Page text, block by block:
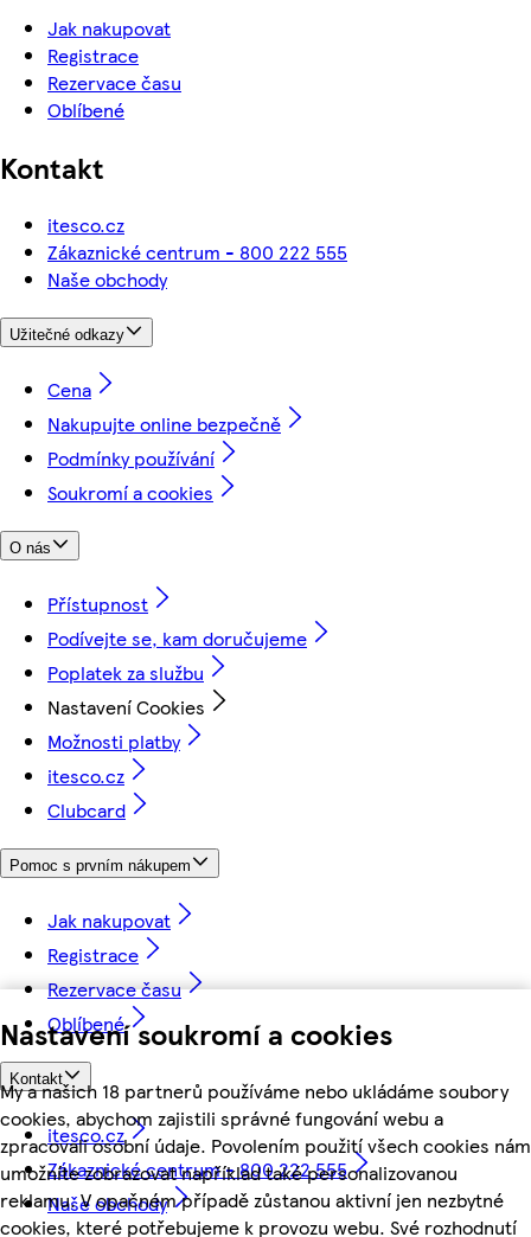
Nastavení soukromí a cookies
My a našich 18 partnerů používáme nebo ukládáme soubory
cookies, abychom zajistili správné fungování webu a
zpracovali osobní údaje. Povolením použití všech cookies nám
umožníte zobrazovat například také personalizovanou
reklamu. V opačném případě zůstanou aktivní jen nezbytné
cookies, které potřebujeme k provozu webu. Své rozhodnutí
Jak nakupovat
Registrace
Rezervace času
Oblíbené
Kontakt
itesco.cz
Zákaznické centrum - 800 222 555
Naše obchody
Užitečné odkazy
Cena
Nakupujte online bezpečně
Podmínky používání
Soukromí a cookies
O nás
Přístupnost
Podívejte se, kam doručujeme
Poplatek za službu
Nastavení Cookies
Možnosti platby
itesco.cz
Clubcard
Pomoc s prvním nákupem
Jak nakupovat
Registrace
Rezervace času
Oblíbené
Kontakt
itesco.cz
Zákaznické centrum - 800 222 555
Naše obchody